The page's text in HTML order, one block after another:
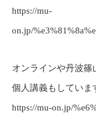
https://mu-
on.jp/
オンラインや丹波篠
個人講義もしていま
https://mu-on.jp/